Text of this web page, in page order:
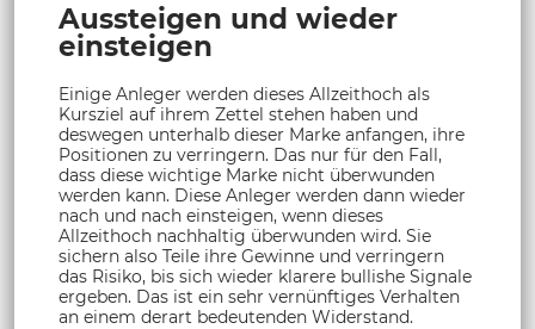
Aussteigen und wieder
einsteigen
Einige Anleger werden dieses Allzeithoch als
Kursziel auf ihrem Zettel stehen haben und
deswegen unterhalb dieser Marke anfangen, ihre
Positionen zu verringern. Das nur für den Fall,
dass diese wichtige Marke nicht überwunden
werden kann. Diese Anleger werden dann wieder
nach und nach einsteigen, wenn dieses
Allzeithoch nachhaltig überwunden wird. Sie
sichern also Teile ihre Gewinne und verringern
das Risiko, bis sich wieder klarere bullishe Signale
ergeben. Das ist ein sehr vernünftiges Verhalten
an einem derart bedeutenden Widerstand.